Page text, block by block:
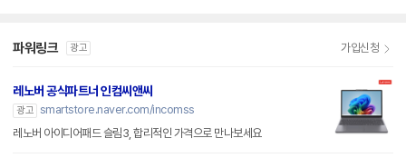
파워링크 광고 가입신청
레노버 공식파트너 인컴씨앤씨
광고 smartstore.naver.com/incomss
레노버 아이디어패드 슬림3, 합리적인 가격으로 만나보세요